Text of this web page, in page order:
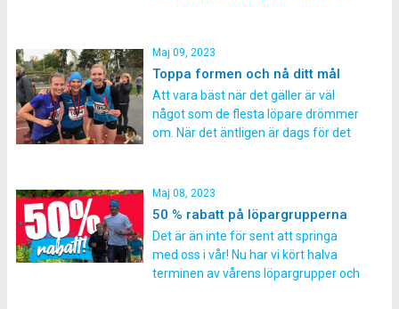
vecka 21–23. Toppformsutmaningen
passar dig som vill få snabba resultat
i träningen inför sommaren. I
utmaningen kommer det vara extra
stort fokus på bålträning som gör att
du får […]
Maj 09, 2023
Toppa formen och nå ditt mål
Att vara bäst när det gäller är väl
något som de flesta löpare drömmer
om. När det äntligen är dags för det
vara i din bästa form just då? Här
förklarar vi allt […]
Maj 08, 2023
50 % rabatt på löpargrupperna
Det är än inte för sent att springa
med oss i vår! Nu har vi kört halva
terminen av vårens löpargrupper och